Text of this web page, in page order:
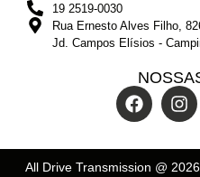
19 2519-0030
Rua Ernesto Alves Filho,
Jd. Campos Elísios -
All Drive Transmission @ 2026